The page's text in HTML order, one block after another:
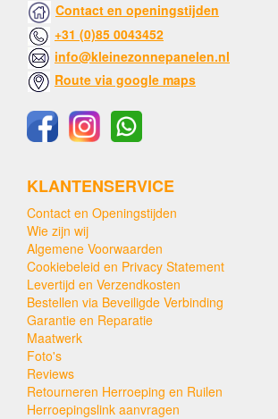
Contact en openingstijden
+31 (0)85 0043452
info@kleinezonnepanelen.nl
Route via google maps
KLANTENSERVICE
Contact en Openingstijden
Wie zijn wij
Algemene Voorwaarden
Cookiebeleid en Privacy Statement
Levertijd en Verzendkosten
Bestellen via Beveiligde Verbinding
Garantie en Reparatie
Maatwerk
Foto's
Reviews
Retourneren Herroeping en Ruilen
Herroepingslink aanvragen